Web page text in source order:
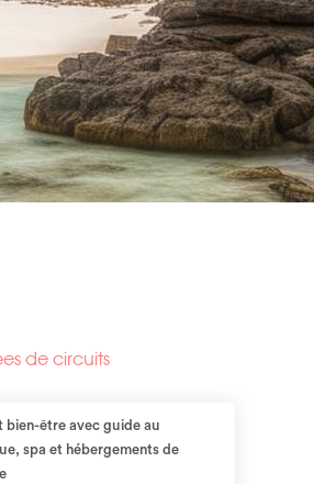
de circuits
bien-être avec guide au
spa et hébergements de